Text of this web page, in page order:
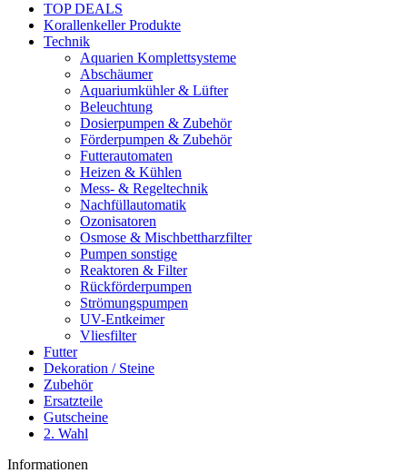
TOP DEALS
Korallenkeller Produkte
Technik
Aquarien Komplettsysteme
Abschäumer
Aquariumkühler & Lüfter
Beleuchtung
Dosierpumpen & Zubehör
Förderpumpen & Zubehör
Futterautomaten
Heizen & Kühlen
Mess- & Regeltechnik
Nachfüllautomatik
Ozonisatoren
Osmose & Mischbettharzfilter
Pumpen sonstige
Reaktoren & Filter
Rückförderpumpen
Strömungspumpen
UV-Entkeimer
Vliesfilter
Futter
Dekoration / Steine
Zubehör
Ersatzteile
Gutscheine
2. Wahl
Informationen